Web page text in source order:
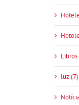
Libros
luz (7)